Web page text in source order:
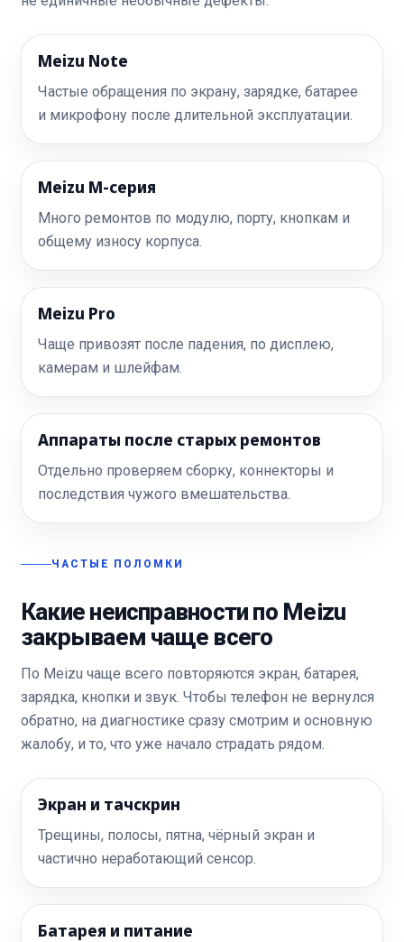
Meizu Note
Частые обращения по экрану, зарядке, батарее
и микрофону после длительной эксплуатации.
Meizu M-серия
Много ремонтов по модулю, порту, кнопкам и
общему износу корпуса.
Meizu Pro
Чаще привозят после падения, по дисплею,
камерам и шлейфам.
Аппараты после старых ремонтов
Отдельно проверяем сборку, коннекторы и
последствия чужого вмешательства.
ЧАСТЫЕ ПОЛОМКИ
Какие неисправности по Meizu
закрываем чаще всего
По Meizu чаще всего повторяются экран, батарея,
зарядка, кнопки и звук. Чтобы телефон не вернулся
обратно, на диагностике сразу смотрим и основную
жалобу, и то, что уже начало страдать рядом.
Экран и тачскрин
Трещины, полосы, пятна, чёрный экран и
частично неработающий сенсор.
Батарея и питание